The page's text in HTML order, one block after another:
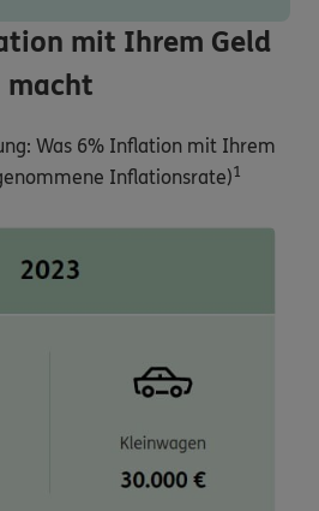
mit Ihrem Geld
macht
Was 6% Inflation mit Ihrem
Inflationsrate)1